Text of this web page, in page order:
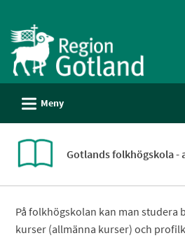
till
tjänster
-
Gotland
L Meny
Gotlands folkhögskola -
På folkhögskolan kan man studera
kurser (allmänna kurser) och